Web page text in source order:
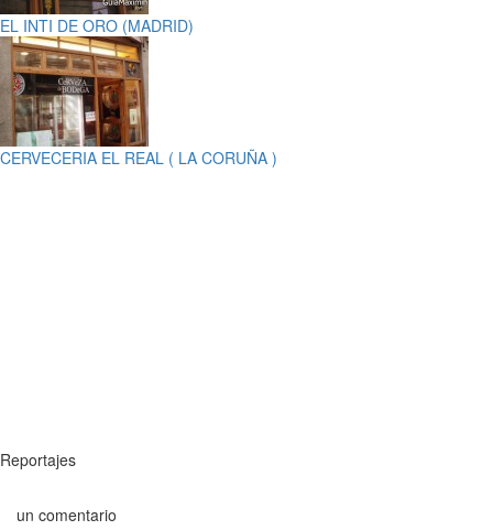
EL INTI DE ORO (MADRID)
CERVECERIA EL REAL ( LA CORUÑA )
Reportajes
un comentario